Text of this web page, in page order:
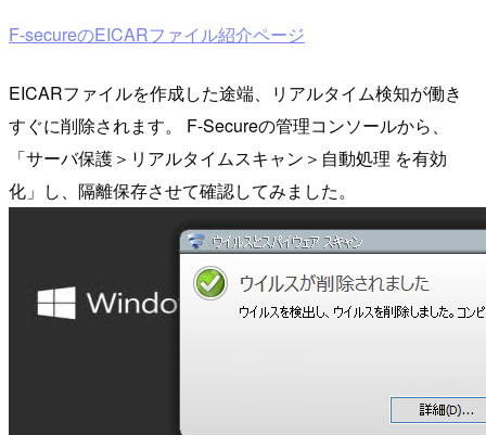
F-secureのEICARファイル紹介ページ
EICARファイルを作成した途端、リアルタイム検知が働き
すぐに削除されます。 F-Secureの管理コンソールから、
「サーバ保護＞リアルタイムスキャン＞自動処理 を有効
化」し、隔離保存させて確認してみました。